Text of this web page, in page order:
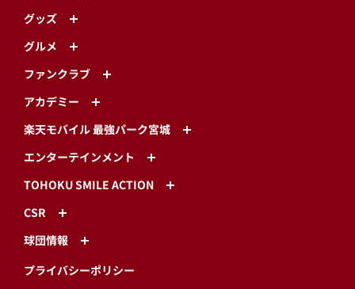
グッズ
グルメ
ファンクラブ
アカデミー
楽天モバイル 最強パーク宮城
エンターテインメント
TOHOKU SMILE ACTION
CSR
球団情報
プライバシーポリシー